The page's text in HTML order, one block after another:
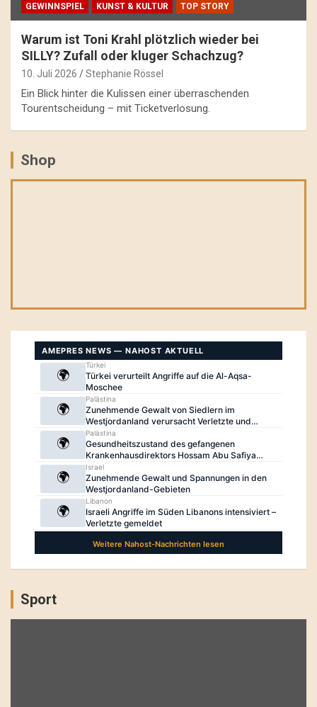
GEWINNSPIEL KUNST & KULTUR TOP STORY
Warum ist Toni Krahl plötzlich wieder bei
SILLY? Zufall oder kluger Schachzug?
10. Juli 2026 Stephanie Rössel
Ein Blick hinter die Kulissen einer überraschenden
Tourentscheidung – mit Ticketverlosung.
Shop
Sport